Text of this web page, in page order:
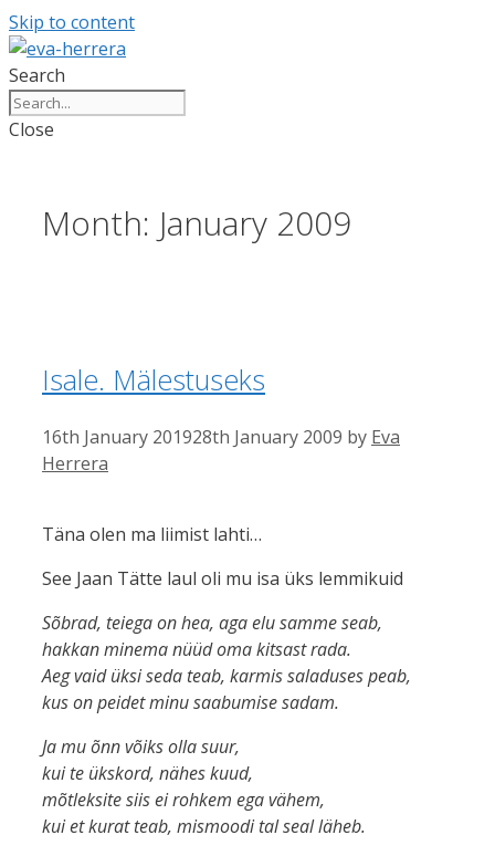
Skip to content
Search
Close
Month: January 2009
Isale. Mälestuseks
16th January 201928th January 2009 by Eva
Herrera
Täna olen ma liimist lahti…
See Jaan Tätte laul oli mu isa üks lemmikuid
Sõbrad, teiega on hea, aga elu samme seab,
hakkan minema nüüd oma kitsast rada.
Aeg vaid üksi seda teab, karmis saladuses peab,
kus on peidet minu saabumise sadam.
Ja mu õnn võiks olla suur,
kui te ükskord, nähes kuud,
mõtleksite siis ei rohkem ega vähem,
kui et kurat teab, mismoodi tal seal läheb.